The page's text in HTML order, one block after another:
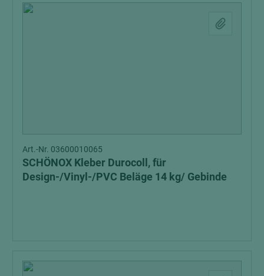
Art.-Nr. 03600010065
SCHÖNOX Kleber Durocoll, für
Design-/Vinyl-/PVC Beläge 14 kg/ Gebinde